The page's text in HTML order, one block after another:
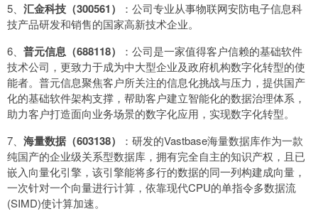
5、 汇金科技（300561）
：公司专业从事物联网安防电子信息科
技产品研发和销售的国家高新技术企业。
6、 普元信息（688118）
：公司是一家值得客户信赖的基础软件
技术公司，更致力于成为中大型企业及政府机构数字化转型的使
能者。普元信息聚焦客户所关注的信息化挑战与压力，提供国产
化的基础软件架构支撑，帮助客户建立智能化的数据治理体系，
助力客户打造面向业务场景的数字化应用，实现数字化转型。
7、 海量数据（603138）
：研发的Vastbase海量数据库作为一款
纯国产的企业级关系型数据库，拥有完全自主的知识产权，且已
嵌入向量化引擎，该引擎能将多行的数据的同一列构建成向量，
一次针对一个向量进行计算，依靠现代CPU的单指令多数据流
(SIMD)使计算加速。